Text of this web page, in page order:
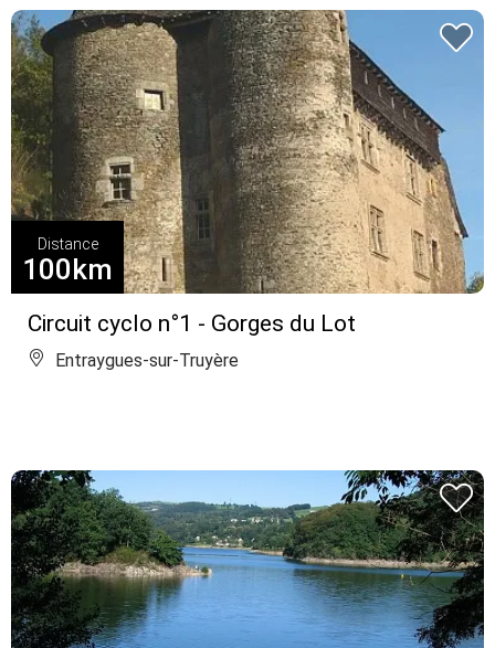
Circuit cyclo n°1 - Gorges du Lot
Distance
100km
Entraygues-sur-Truyère